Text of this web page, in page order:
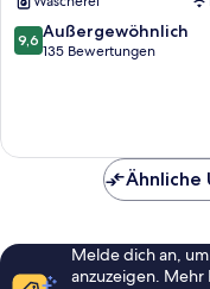
Stadtzentrum
von
Alicante
9.6
von
9,6 Außergewöhnlich
135 Bewertungen
Ähnliche
Melde dich an,
anzuzeigen.